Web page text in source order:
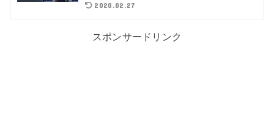
2020.02.27
スポンサードリンク